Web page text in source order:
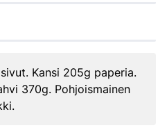
Kansi 205g paperia.
370g. Pohjoismainen